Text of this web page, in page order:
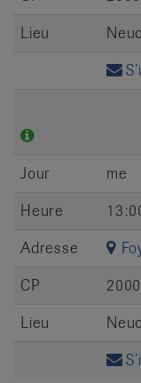
Lieu
Jour
me
Heure
Adresse
CP
2000
Lieu